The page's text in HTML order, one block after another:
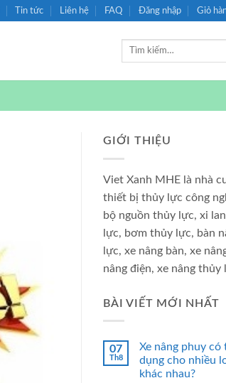
Tin tức Liên hệ FAQ Đăng nhập Giỏ
Tìm
GIỚI THIỆU
Viet Xanh MHE là nhà
thiết bị thủy lực công
bộ nguồn thủy lực, xi
lực, bơm thủy lực, bàn
lực, xe nâng bàn, xe
nâng điện, xe nâng thủy
BÀI VIẾT MỚI NHẤT
07
Th8
Xe nâng phuy có
dụng cho nhiều
khác nhau?